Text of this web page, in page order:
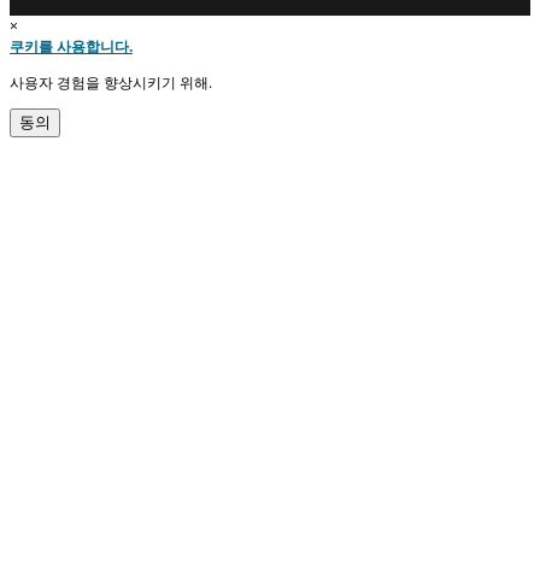
×
쿠키를 사용합니다.
사용자 경험을 향상시키기 위해.
동의